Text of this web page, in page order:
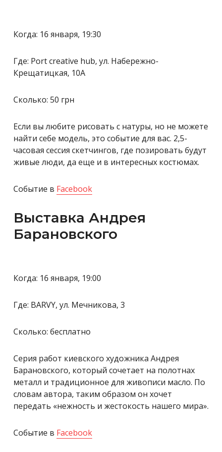
Когда: 16 января, 19:30
Где: Port creative hub, ул. Набережно-
Крещатицкая, 10А
Сколько: 50 грн
Если вы любите рисовать с натуры, но не можете
найти себе модель, это событие для вас. 2,5-
часовая сессия скетчингов, где позировать будут
живые люди, да еще и в интересных костюмах.
Событие в Facebook
Выставка Андрея
Барановского
Когда: 16 января, 19:00
Где: BARVY, ул. Мечникова, 3
Сколько: бесплатно
Серия работ киевского художника Андрея
Барановского, который сочетает на полотнах
металл и традиционное для живописи масло. По
словам автора, таким образом он хочет
передать «нежность и жестокость нашего мира».
Событие в Facebook